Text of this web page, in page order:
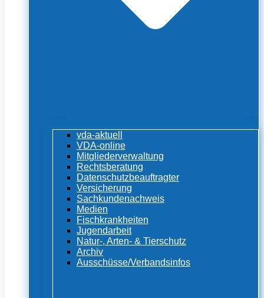
vda-aktuell
VDA-online
Mitgliederverwaltung
Rechtsberatung
Datenschutzbeauftragter
Versicherung
Sachkundenachweis
Medien
Fischkrankheiten
Jugendarbeit
Natur-, Arten- & Tierschutz
Archiv
Ausschüsse/Verbandsinfos